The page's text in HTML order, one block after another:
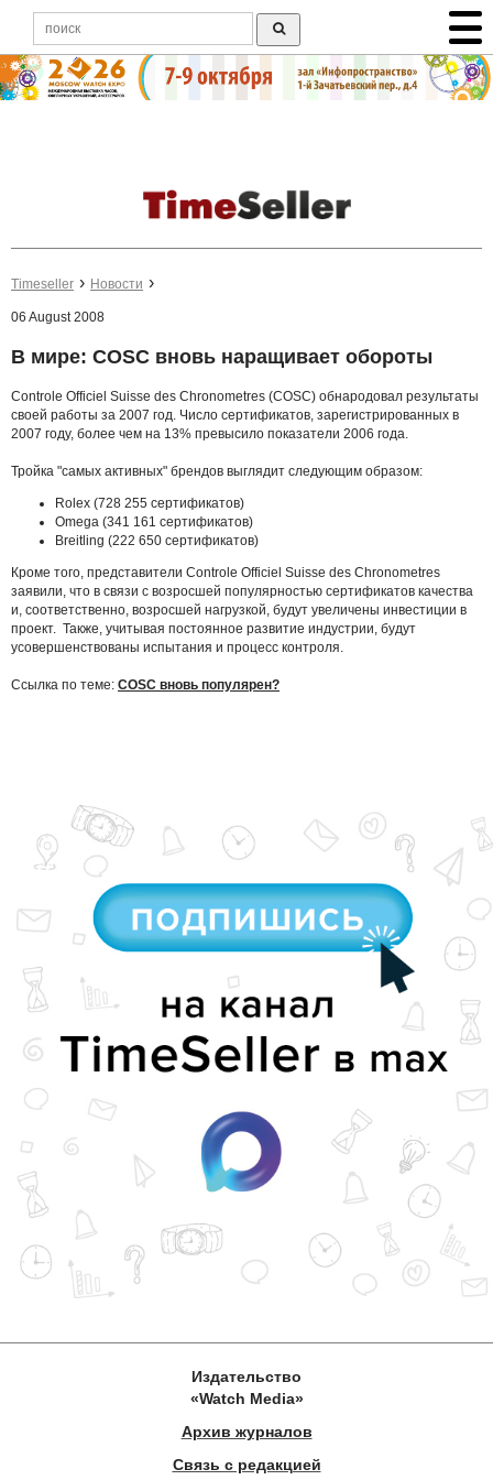
Timeseller Новости
06 August 2008
В мире: COSC вновь наращивает обороты
Contrоle Officiel Suisse des Chronometres (COSC) обнародовал результаты
своей работы за 2007 год. Число сертификатов, зарегистрированных в
2007 году, более чем на 13% превысило показатели 2006 года.
Тройка "самых активных" брендов выглядит следующим образом:
Rolex (728 255 сертификатов)
Omega (341 161 сертификатов)
Breitling (222 650 сертификатов)
Кроме того, представители Contrоle Officiel Suisse des Chronometres
заявили, что в связи с возросшей популярностью сертификатов качества
и, соответственно, возросшей нагрузкой, будут увеличены инвестиции в
проект. Также, учитывая постоянное развитие индустрии, будут
усовершенствованы испытания и процесс контроля.
Cсылка по теме: COSC вновь популярен?
Издательство
«Watch Media»
Архив журналов
Связь с редакцией